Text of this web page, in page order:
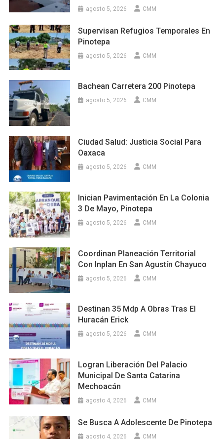
agosto 5, 2026 CMM
Supervisan Refugios Temporales En
Pinotepa
agosto 5, 2026 CMM
Bachean Carretera 200 Pinotepa
agosto 5, 2026 CMM
Ciudad Salud: Justicia Social Para
Oaxaca
agosto 5, 2026 CMM
Inician Pavimentación En La Colonia
3 De Mayo, Pinotepa
agosto 5, 2026 CMM
Coordinan Planeación Territorial
Con Inplan En San Agustín Chayuco
agosto 5, 2026 CMM
Destinan 35 Mdp A Obras Tras El
Huracán Erick
agosto 5, 2026 CMM
Logran Liberación Del Palacio
Municipal De Santa Catarina
Mechoacán
agosto 4, 2026 CMM
Se Busca A Adolescente De Pinotepa
agosto 4, 2026 CMM